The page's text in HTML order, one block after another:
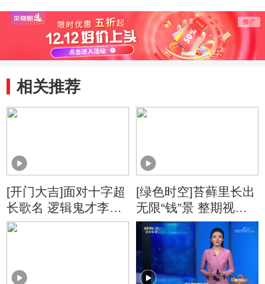
出手相助
牛！
养不
相关推荐
[开门大吉]面对十字超
长歌名 逻辑鬼才李思
恒让谜底震撼诞生
[绿色时空]苔藓里长出
无限“钱”景 整期视频
(20160110)